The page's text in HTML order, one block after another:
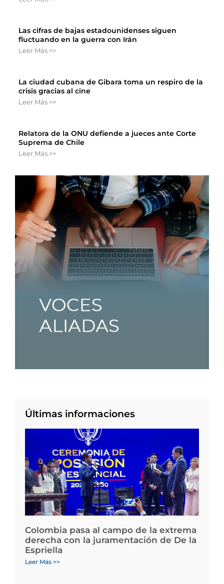
Las cifras de bajas estadounidenses siguen
fluctuando en la guerra con Irán
Leer Más >>
La ciudad cubana de Gibara toma un respiro de la
crisis gracias al cine
Leer Más >>
Relatora de la ONU defiende a jueces ante Corte
Suprema de Chile
Leer Más >>
Últimas informaciones
Colombia pasa al campo de la extrema
derecha con la juramentación de De la
Espriella
Leer Más >>